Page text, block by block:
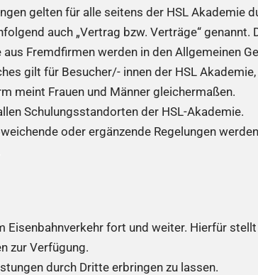
gelten für alle seitens der HSL Akademie
auch „Vertrag bzw. Verträge“ genannt.
Fremdfirmen werden in den Allgemeinen
gilt für Besucher/- innen der HSL
meint Frauen und Männer gleichermaßen.
Schulungsstandorten der HSL-Akademie.
oder ergänzende Regelungen
Eisenbahnverkehr fort und weiter. Hierfür
zur Verfügung.
durch Dritte erbringen zu lassen.